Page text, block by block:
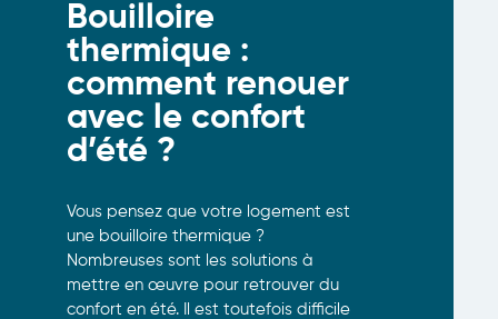
Bouilloire
thermique :
comment renouer
avec le confort
d’été ?
Vous pensez que votre logement est
une bouilloire thermique ?
Nombreuses sont les solutions à
mettre en œuvre pour retrouver du
confort en été. Il est toutefois difficile